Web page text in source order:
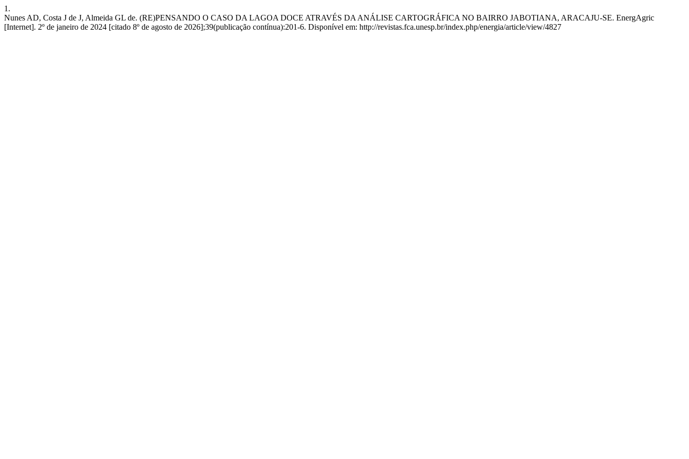
1.
Nunes AD, Costa J de J, Almeida GL de. (RE)PENSANDO O CASO DA LAGOA DOCE ATRAVÉS DA ANÁLISE CARTOGRÁFICA NO BAIRRO JABOTIANA, ARACAJU-SE. EnergAgric
[Internet]. 2º de janeiro de 2024 [citado 8º de agosto de 2026];39(publicação contínua):201-6. Disponível em: http://revistas.fca.unesp.br/index.php/energia/article/view/4827